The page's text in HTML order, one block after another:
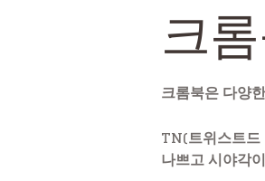
크
크롬북은 다양
TN(트위스트
나쁘고 시야각